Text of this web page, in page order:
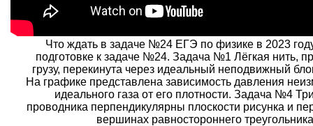
Что ждать в задаче №24 ЕГЭ по физике в 2023
подготовке к задаче №24. Задача №1 Лёгкая нить,
грузу, перекинута через идеальный неподвижный
На графике представлена зависимость давления
идеального газа от его плотности. Задача №4
проводника перпендикулярны плоскости рисунка и
вершинах равностороннего